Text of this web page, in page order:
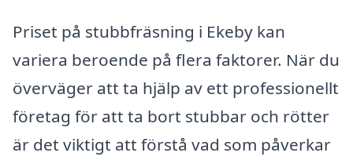
Priset på stubbfräsning i Ekeby kan
variera beroende på flera faktorer. När du
överväger att ta hjälp av ett professionellt
företag för att ta bort stubbar och rötter
är det viktigt att förstå vad som påverkar